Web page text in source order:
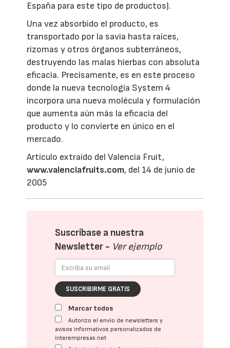
España para este tipo de productos).
Una vez absorbido el producto, es
transportado por la savia hasta raíces,
rizomas y otros órganos subterráneos,
destruyendo las malas hierbas con absoluta
eficacia. Precisamente, es en este proceso
donde la nueva tecnología System 4
incorpora una nueva molécula y formulación
que aumenta aún más la eficacia del
producto y lo convierte en único en el
mercado.
Artículo extraído del Valencia Fruit,
www.valenciafruits.com, del 14 de junio de
2005
Suscríbase a nuestra
Newsletter - Ver ejemplo
SUSCRIBIRME GRATIS
Marcar todos
Autorizo el envío de newsletters y
avisos informativos personalizados de
interempresas.net